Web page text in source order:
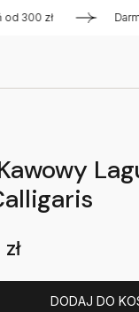
zł
zł
DODAJ DO